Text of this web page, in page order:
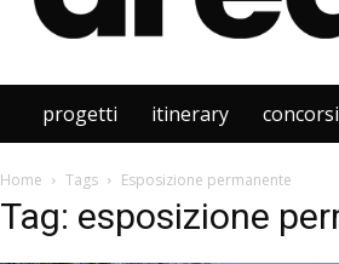
progetti itinerary concorsi
Home Tags Esposizione permanente
Tag: esposizione